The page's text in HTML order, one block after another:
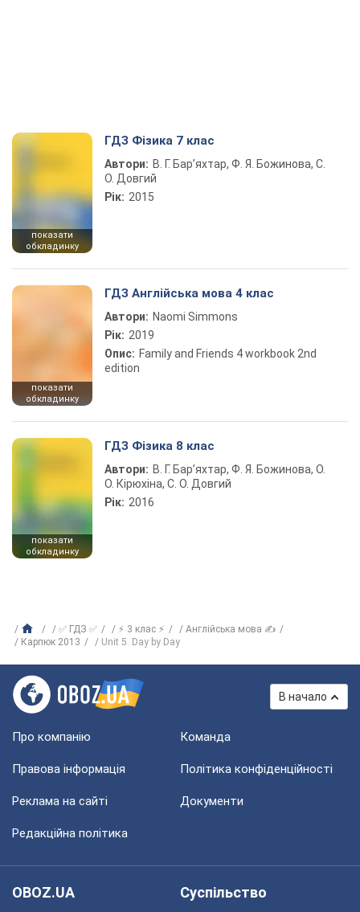
показати
обкладинку
ГДЗ Фізика 7 клас
Автори: В. Г. Бар’яхтар, Ф. Я. Божинова, С.
О. Довгий
Рік: 2015
показати
обкладинку
ГДЗ Англійська мова 4 клас
Автори: Naomi Simmons
Рік: 2019
Опис: Family and Friends 4 workbook 2nd
edition
показати
обкладинку
ГДЗ Фізика 8 клас
Автори: В. Г. Бар’яхтар, Ф. Я. Божинова, О.
О. Кірюхіна, С. О. Довгий
Рік: 2016
✅ ГДЗ ✅ ⚡ 3 клас ⚡
Англійська мова ✍
Карпюк 2013
Unit 5. Day by Day
В начало
Про компанію Команда
Правова інформація Політика конфіденційності
Реклама на сайті Документи
Редакційна політика
OBOZ.UA
Суспільство